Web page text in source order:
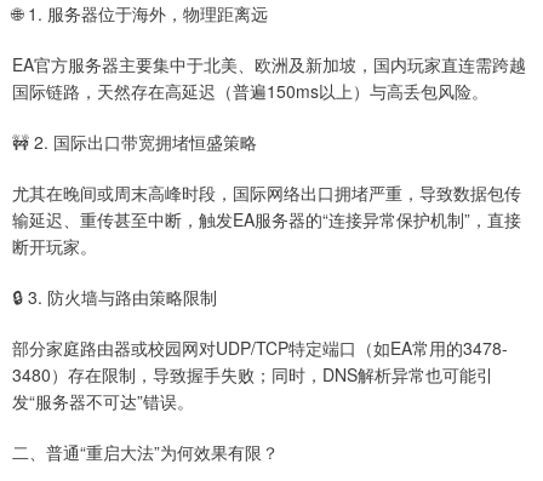
🌐 1. 服务器位于海外，物理距离远
EA官方服务器主要集中于北美、欧洲及新加坡，国内玩家直连需跨越
国际链路，天然存在高延迟（普遍150ms以上）与高丢包风险。
🚧 2. 国际出口带宽拥堵恒盛策略
尤其在晚间或周末高峰时段，国际网络出口拥堵严重，导致数据包传
输延迟、重传甚至中断，触发EA服务器的“连接异常保护机制”，直接
断开玩家。
🔒 3. 防火墙与路由策略限制
部分家庭路由器或校园网对UDP/TCP特定端口（如EA常用的3478-
3480）存在限制，导致握手失败；同时，DNS解析异常也可能引
发“服务器不可达”错误。
二、普通“重启大法”为何效果有限？